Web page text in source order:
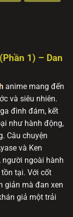
1) – Dan
anime mang đến
và siêu nhiên.
đình đám, kết
như hành động,
Câu chuyện
và Ken
người ngoài hành
tại. Với cốt
giản mà đan xen
giả một trải